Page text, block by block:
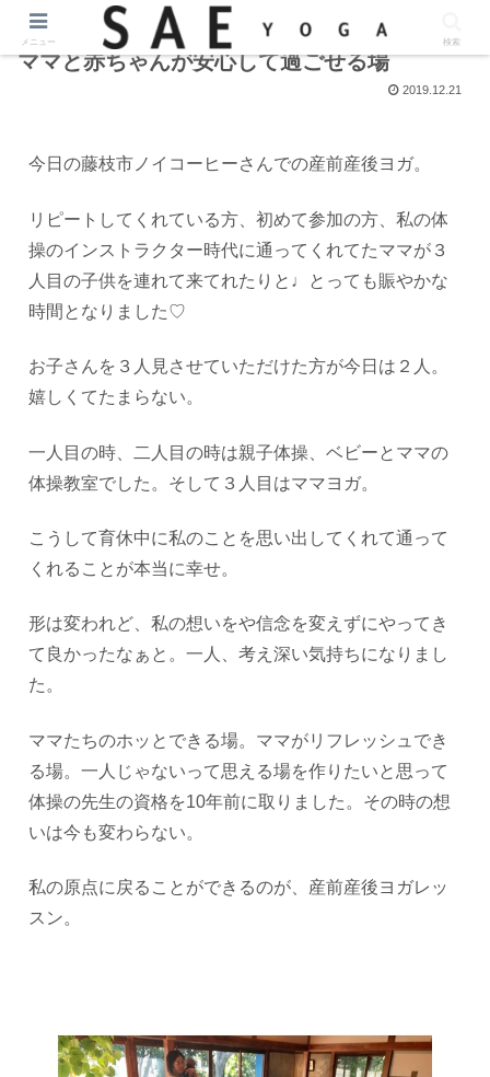
ママと赤ちゃんが安心して過ごせる場
2019.12.21
今日の藤枝市ノイコーヒーさんでの産前産後ヨガ。
リピートしてくれている方、初めて参加の方、私の体
操のインストラクター時代に通ってくれてたママが３
人目の子供を連れて来てれたりと♩とっても賑やかな
時間となりました♡
お子さんを３人見させていただけた方が今日は２人。
嬉しくてたまらない。
一人目の時、二人目の時は親子体操、ベビーとママの
体操教室でした。そして３人目はママヨガ。
こうして育休中に私のことを思い出してくれて通って
くれることが本当に幸せ。
形は変われど、私の想いをや信念を変えずにやってき
て良かったなぁと。一人、考え深い気持ちになりまし
た。
ママたちのホッとできる場。ママがリフレッシュでき
る場。一人じゃないって思える場を作りたいと思って
体操の先生の資格を10年前に取りました。その時の想
いは今も変わらない。
私の原点に戻ることができるのが、産前産後ヨガレッ
スン。
メニュー 検索